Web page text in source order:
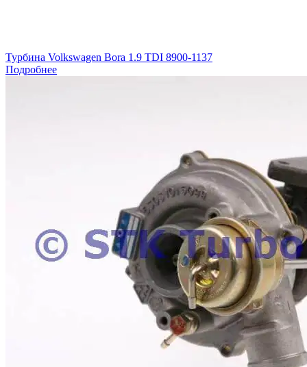
Турбина Volkswagen Bora 1.9 TDI 8900-1137
Подробнее